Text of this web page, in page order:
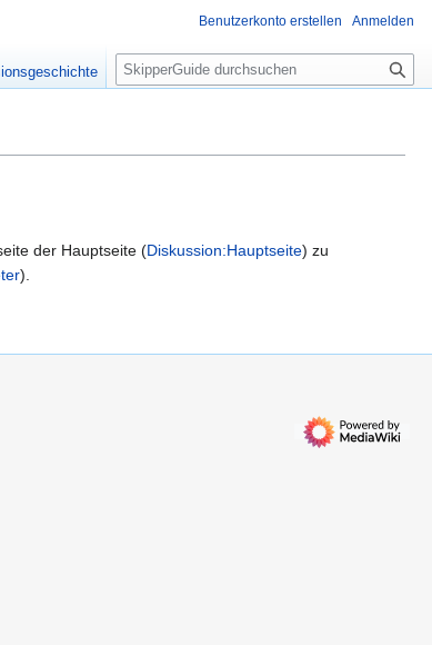
der Hauptseite (Diskussion:Hauptseite) zu
).
Benutzerkonto erstellen Anmelden
S
u
e